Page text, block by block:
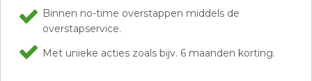
Binnen no-time overstappen middels de
overstapservice.
Met unieke acties zoals bijv. 6 maanden korting.